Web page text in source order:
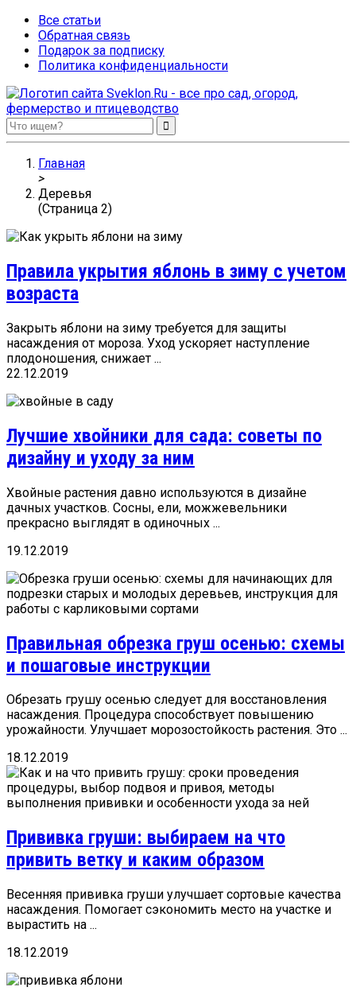
Все статьи
Обратная связь
Подарок за подписку
Политика конфиденциальности
Sveklon.Ru – все про сад, огород, фермерство и птицеводство
Главная
>
Деревья
(Страница 2)
Правила укрытия яблонь в зиму с учетом
возраста
Закрыть яблони на зиму требуется для защиты
насаждения от мороза. Уход ускоряет наступление
плодоношения, снижает ...
22.12.2019
Лучшие хвойники для сада: советы по
дизайну и уходу за ним
Хвойные растения давно используются в дизайне
дачных участков. Сосны, ели, можжевельники
прекрасно выглядят в одиночных ...
19.12.2019
Правильная обрезка груш осенью: схемы
и пошаговые инструкции
Обрезать грушу осенью следует для восстановления
насаждения. Процедура способствует повышению
урожайности. Улучшает морозостойкость растения. Это ...
18.12.2019
Прививка груши: выбираем на что
привить ветку и каким образом
Весенняя прививка груши улучшает сортовые качества
насаждения. Помогает сэкономить место на участке и
вырастить на ...
18.12.2019